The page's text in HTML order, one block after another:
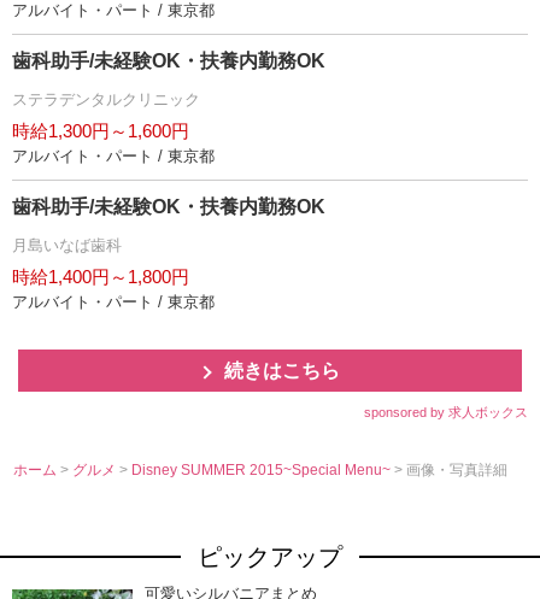
アルバイト・パート / 東京都
歯科助手/未経験OK・扶養内勤務OK
ステラデンタルクリニック
時給1,300円～1,600円
アルバイト・パート / 東京都
歯科助手/未経験OK・扶養内勤務OK
月島いなば歯科
時給1,400円～1,800円
アルバイト・パート / 東京都
続きはこちら
sponsored by 求人ボックス
ホーム > グルメ> Disney SUMMER 2015~Special Menu~> 画像・写真詳細
ピックアップ
可愛いシルバニアまとめ